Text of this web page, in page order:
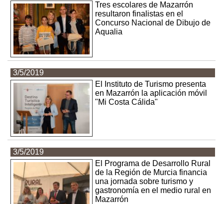
Tres escolares de Mazarrón
resultaron finalistas en el
Concurso Nacional de Dibujo de
Aqualia
3/5/2019
El Instituto de Turismo presenta
en Mazarrón la aplicación móvil
"Mi Costa Cálida"
3/5/2019
El Programa de Desarrollo Rural
de la Región de Murcia financia
una jornada sobre turismo y
gastronomía en el medio rural en
Mazarrón